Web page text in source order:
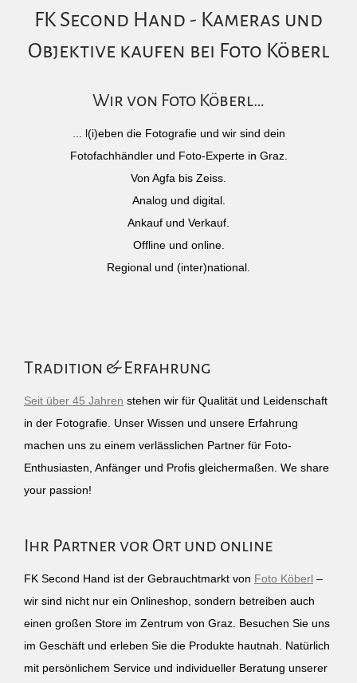
FK Second Hand - Kameras und
Objektive kaufen bei Foto Köberl
Wir von Foto Köberl…
... l(i)eben die Fotografie und wir sind dein
Fotofachhändler und Foto-Experte in Graz.
Von Agfa bis Zeiss.
Analog und digital.
Ankauf und Verkauf.
Offline und online.
Regional und (inter)national.
Tradition & Erfahrung
Seit über 45 Jahren stehen wir für Qualität und Leidenschaft
in der Fotografie. Unser Wissen und unsere Erfahrung
machen uns zu einem verlässlichen Partner für Foto-
Enthusiasten, Anfänger und Profis gleichermaßen. We share
your passion!
Ihr Partner vor Ort und online
FK Second Hand ist der Gebrauchtmarkt von Foto Köberl –
wir sind nicht nur ein Onlineshop, sondern betreiben auch
einen großen Store im Zentrum von Graz. Besuchen Sie uns
im Geschäft und erleben Sie die Produkte hautnah. Natürlich
mit persönlichem Service und individueller Beratung unserer